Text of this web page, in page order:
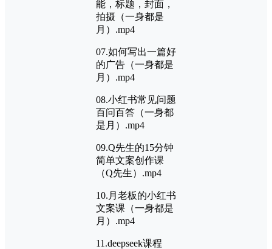
能，标题，封面，
拍摄（一身都是
月）.mp4
07.如何写出一篇好
的广告（一身都是
月）.mp4
08.小红书常见问题
百问百答（一身都
是月）.mp4
09.Q先生的15分钟
简单文案创作课
（Q先生）.mp4
10.月老板的小红书
文案课（一身都是
月）.mp4
11.deepseek课程